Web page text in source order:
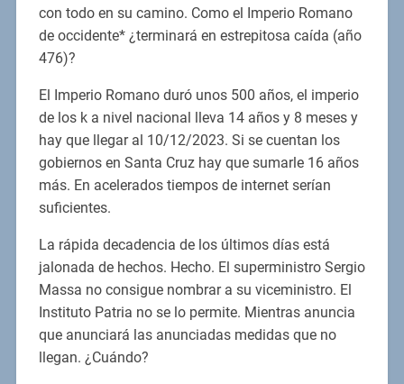
con todo en su camino. Como el Imperio Romano
de occidente* ¿terminará en estrepitosa caída (año
476)?
El Imperio Romano duró unos 500 años, el imperio
de los k a nivel nacional lleva 14 años y 8 meses y
hay que llegar al 10/12/2023. Si se cuentan los
gobiernos en Santa Cruz hay que sumarle 16 años
más. En acelerados tiempos de internet serían
suficientes.
La rápida decadencia de los últimos días está
jalonada de hechos. Hecho. El superministro Sergio
Massa no consigue nombrar a su viceministro. El
Instituto Patria no se lo permite. Mientras anuncia
que anunciará las anunciadas medidas que no
llegan. ¿Cuándo?